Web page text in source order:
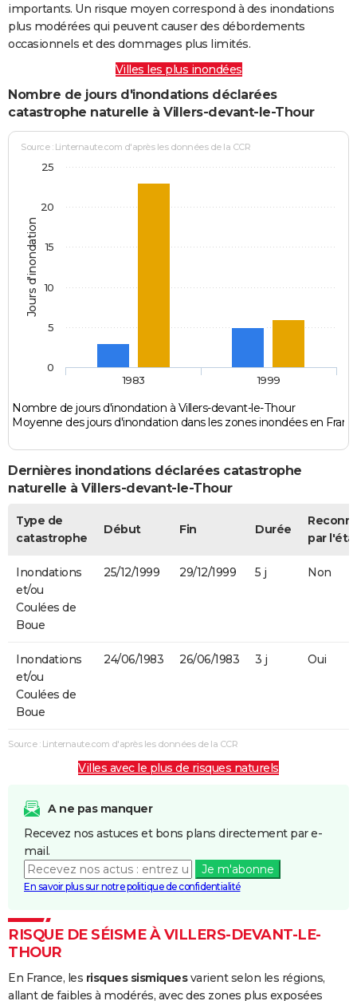
importants. Un risque moyen correspond à des inondations
plus modérées qui peuvent causer des débordements
occasionnels et des dommages plus limités.
Villes les plus inondées
Nombre de jours d'inondations déclarées
catastrophe naturelle à Villers-devant-le-Thour
Jours d'inondation
Source : Linternaute.com d'après les données de la CCR
Nombre de jours d'inondation à Villers-devant-le-Thour
Moyenne des jours d'inondation dans les zones inondées en
1983 1999
0
5
10
15
20
25
Dernières inondations déclarées catastrophe
naturelle à Villers-devant-le-Thour
Type de
catastrophe
Début Fin Durée
par
Inondations
et/ou
Coulées de
Boue
25/12/1999 29/12/1999 5 j Non
Inondations
et/ou
Coulées de
Boue
24/06/1983 26/06/1983 3 j Oui
Source : Linternaute.com d'après les données de la CCR
Villes avec le plus de risques naturels
A ne pas manquer
Recevez nos astuces et bons plans directement par e-
mail.
Je m'abonne
En savoir plus sur notre politique de confidentialité
RISQUE DE SÉISME À VILLERS-DEVANT-LE-
THOUR
En France, les risques sismiquesvarient selon les régions,
allant de faibles à modérés, avec des zones plus exposées